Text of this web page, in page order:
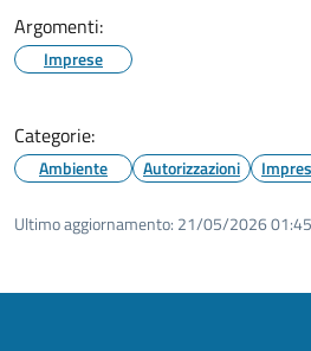
Argomenti:
Imprese
Categorie:
Ambiente Autorizzazioni
Ultimo aggiornamento: 21/05/2026